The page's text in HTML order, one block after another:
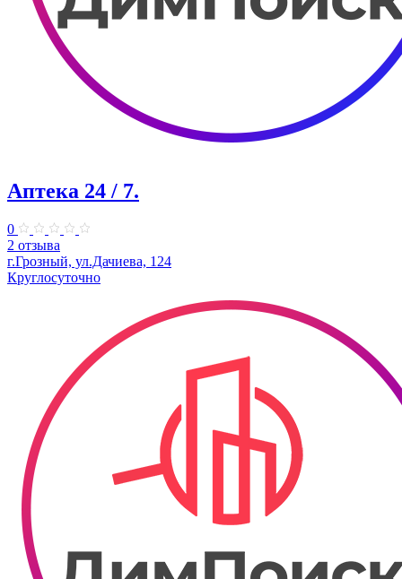
Аптека 24 / 7.
0
2 отзыва
г.Грозный, ул.Дачиева, 124
Круглосуточно